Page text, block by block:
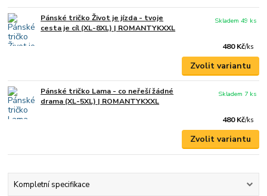
Pánské tričko Život je jízda - tvoje
cesta je cíl (XL-8XL) | ROMANTYKXXL
480 Kč/ks
Skladem 49 ks
Zvolit variantu
Pánské tričko Lama - co neřeší žádné
drama (XL-5XL) | ROMANTYKXXL
480 Kč/ks
Skladem 7 ks
Zvolit variantu
Kompletní specifikace